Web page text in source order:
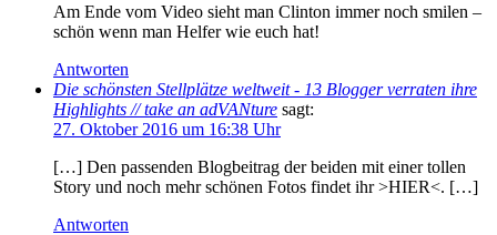
Am Ende vom Video sieht man Clinton immer noch smilen –
schön wenn man Helfer wie euch hat!
Antworten
Die schönsten Stellplätze weltweit - 13 Blogger verraten ihre
Highlights // take an adVANture sagt:
27. Oktober 2016 um 16:38 Uhr
[…] Den passenden Blogbeitrag der beiden mit einer tollen
Story und noch mehr schönen Fotos findet ihr >HIER<. […]
Antworten